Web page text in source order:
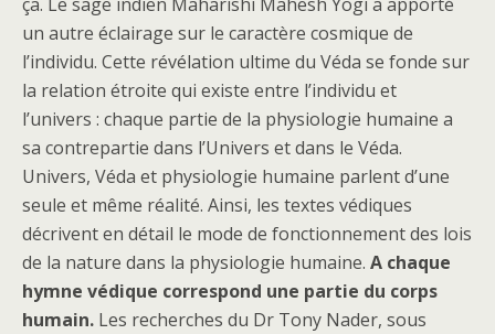
un autre éclairage sur le caractère cosmique de
l’individu. Cette révélation ultime du Véda se fonde sur
la relation étroite qui existe entre l’individu et
l’univers : chaque partie de la physiologie humaine a
sa contrepartie dans l’Univers et dans le Véda.
Univers, Véda et physiologie humaine parlent d’une
seule et même réalité. Ainsi, les textes védiques
décrivent en détail le mode de fonctionnement des lois
de la nature dans la physiologie humaine. A chaque
hymne védique correspond une partie du corps
humain. Les recherches du Dr Tony Nader, sous